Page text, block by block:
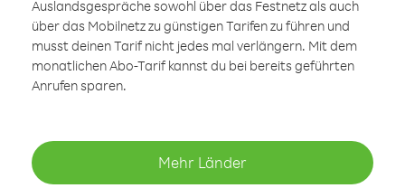
Auslandsgespräche sowohl über das Festnetz als auch
über das Mobilnetz zu günstigen Tarifen zu führen und
musst deinen Tarif nicht jedes mal verlängern. Mit dem
monatlichen Abo-Tarif kannst du bei bereits geführten
Anrufen sparen.
Mehr Länder